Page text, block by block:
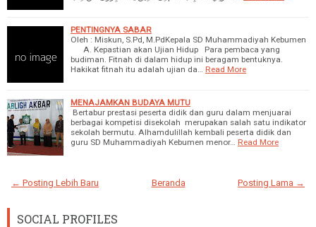
PENTINGNYA SABAR
Oleh : Miskun, S.Pd, M.PdKepala SD Muhammadiyah Kebumen
A. Kepastian akan Ujian Hidup Para pembaca yang
budiman. Fitnah di dalam hidup ini beragam bentuknya.
Hakikat fitnah itu adalah ujian da…
Read More
MENAJAMKAN BUDAYA MUTU
Bertabur prestasi peserta didik dan guru dalam menjuarai
berbagai kompetisi disekolah merupakan salah satu indikator
sekolah bermutu. Alhamdulillah kembali peserta didik dan
guru SD Muhammadiyah Kebumen menor…
Read More
← Posting Lebih Baru Posting Lama →
Beranda
SOCIAL PROFILES